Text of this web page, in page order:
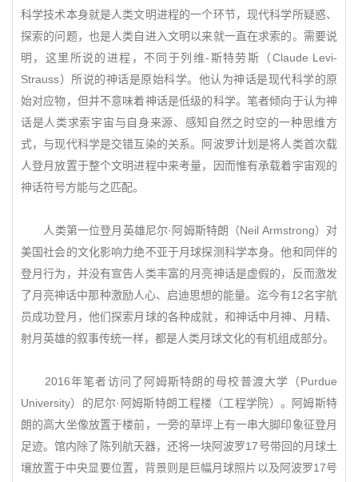
科学技术本身就是人类文明进程的一个环节，现代科学所疑惑、
探索的问题，也是人类自进入文明以来就一直在求索的。需要说
明，这里所说的进程，不同于列维-斯特劳斯（Claude Levi-
Strauss）所说的神话是原始科学。他认为神话是现代科学的原
始对应物，但并不意味着神话是低级的科学。笔者倾向于认为神
话是人类求索宇宙与自身来源、感知自然之时空的一种思维方
式，与现代科学是交错互染的关系。阿波罗计划是将人类首次载
人登月放置于整个文明进程中来考量，因而惟有承载着宇宙观的
神话符号方能与之匹配。
人类第一位登月英雄尼尔·阿姆斯特朗（Neil Armstrong）对
美国社会的文化影响力绝不亚于月球探测科学本身。他和同伴的
登月行为，并没有宣告人类丰富的月亮神话是虚假的，反而激发
了月亮神话中那种激励人心、启迪思想的能量。迄今有12名宇航
员成功登月，他们探索月球的各种成就，和神话中月神、月精、
射月英雄的叙事传统一样，都是人类月球文化的有机组成部分。
2016年笔者访问了阿姆斯特朗的母校普渡大学（Purdue
University）的尼尔·阿姆斯特朗工程楼（工程学院）。阿姆斯特
朗的高大坐像放置于楼前，一旁的草坪上有一串大脚印象征登月
足迹。馆内除了陈列航天器，还将一块阿波罗17号带回的月球土
壤放置于中央显要位置，背景则是巨幅月球照片以及阿波罗17号